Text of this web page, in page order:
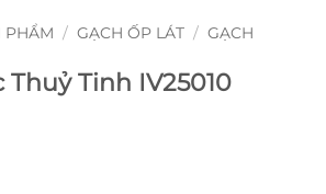
PHẨM / GẠCH ỐP LÁT / GẠCH
Thuỷ Tinh IV25010